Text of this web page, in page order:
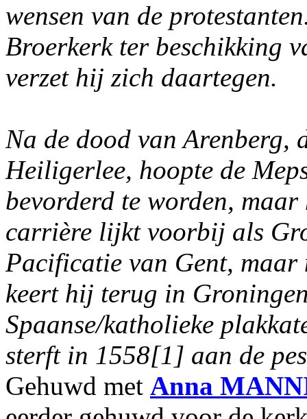
wensen van de
Broerkerk ter beschikking
verzet hij zich daartegen.
Na de dood van Arenberg,
Heiligerlee, hoopte de
bevorderd te worden,
carrière lijkt voorbij als
Pacificatie van Gent, maar
keert hij terug in
Spaanse/katholieke
sterft in 1558[1] aan de
Gehuwd met Anna